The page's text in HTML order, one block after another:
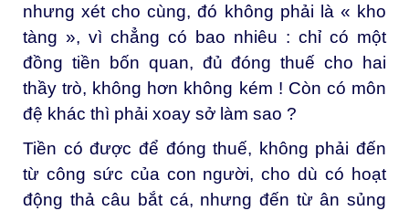
nhưng xét cho cùng, đó không phải là « kho
tàng », vì chẳng có bao nhiêu : chỉ có một
đồng tiền bốn quan, đủ đóng thuế cho hai
thầy trò, không hơn không kém ! Còn có môn
đệ khác thì phải xoay sở làm sao ?
Tiền có được để đóng thuế, không phải đến
từ công sức của con người, cho dù có hoạt
động thả câu bắt cá, nhưng đến từ ân sủng